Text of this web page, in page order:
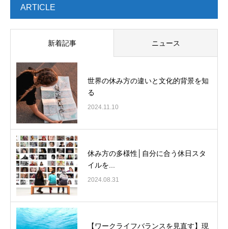
ARTICLE
新着記事 ニュース
世界の休み方の違いと文化的背景を知
る
2024.11.10
休み方の多様性│自分に合う休日スタ
イルを...
2024.08.31
【ワークライフバランスを見直す】現